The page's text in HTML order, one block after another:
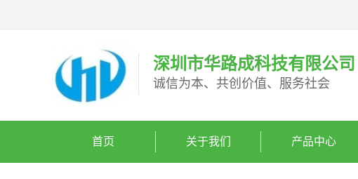
深圳市华路成科技有限公司
诚信为本、共创价值、服务社会
首页 关于我们 产品中心